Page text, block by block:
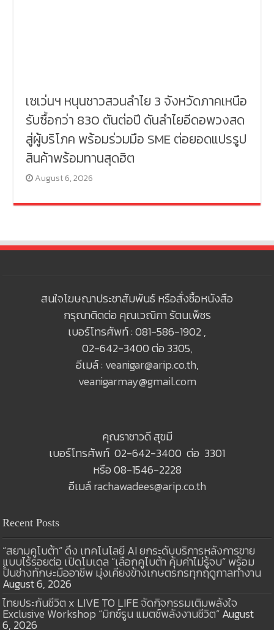
เซเว่นฯ หนุนชาวสวนลำไย 3 จังหวัดภาคเหนือ
รับซื้อกว่า 830 ตันต่อปี ดันลำไยอีดอพวงสด
สู่ผู้บริโภค พร้อมร่วมมือ SME ต่อยอดแปรรูป
สินค้าพร้อมทานสุดฮิต
August 6, 2026
สนใจโฆษณาประชาสัมพันธ์ หรือสั่งซื้อหนังสือ
กรุณาติดต่อ คุณเวณิกา รัตนเพ็ชร
เบอร์โทรศัพท์ : 081-586-1902 ,
02-642-3400 ต่อ 3305,
อีเมล์ : veanigar@arip.co.th,
veanigarmay@gmail.com
คุณราชาวดี สุขมี
เบอร์โทรศัพท์ 02-642-3400 ต่อ 3301
หรือ 08-1546-2228
อีเมล์rachawadees@arip.co.th
Recent Posts
“สยามคูโบต้า” ดึง เทคโนโลยี AI ยกระดับบริการหลังการขาย
แบบไร้รอยต่อ เปิดโมเดล “เลือกคูโบต้า คุ้มค่าไม่รู้จบ” พร้อม
ปั้นช่างทักษะมืออาชีพ มุ่งเคียงข้างเกษตรกรทุกฤดูกาลทำงาน
August 6, 2026
ไทยประกันชีวิต x LIVE TO LIFE จัดกิจกรรมเติมพลังใจ
Exclusive Workshop “มิกซ์รูน แมตช์พลังงานชีวิต”August
6, 2026